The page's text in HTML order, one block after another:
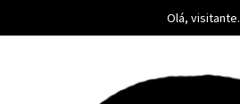
Olá, visitante.